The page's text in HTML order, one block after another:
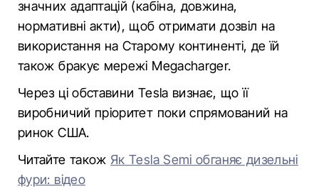
значних адаптацій (кабіна, довжина,
нормативні акти), щоб отримати дозвіл на
використання на Старому континенті, де їй
також бракує мережі Megacharger.
Через ці обставини Tesla визнає, що її
виробничий пріоритет поки спрямований на
ринок США.
Читайте також Як Tesla Semi обганяє дизельні
фури: відео